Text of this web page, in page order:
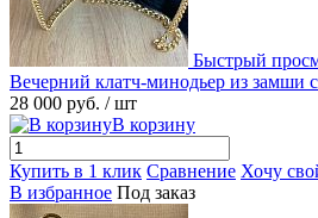
Быстрый
Вечерний клатч-минодьер из замши
28 000 руб. / шт
В корзину
Купить в 1 клик Сравнение Хочу
В избранное Под заказ